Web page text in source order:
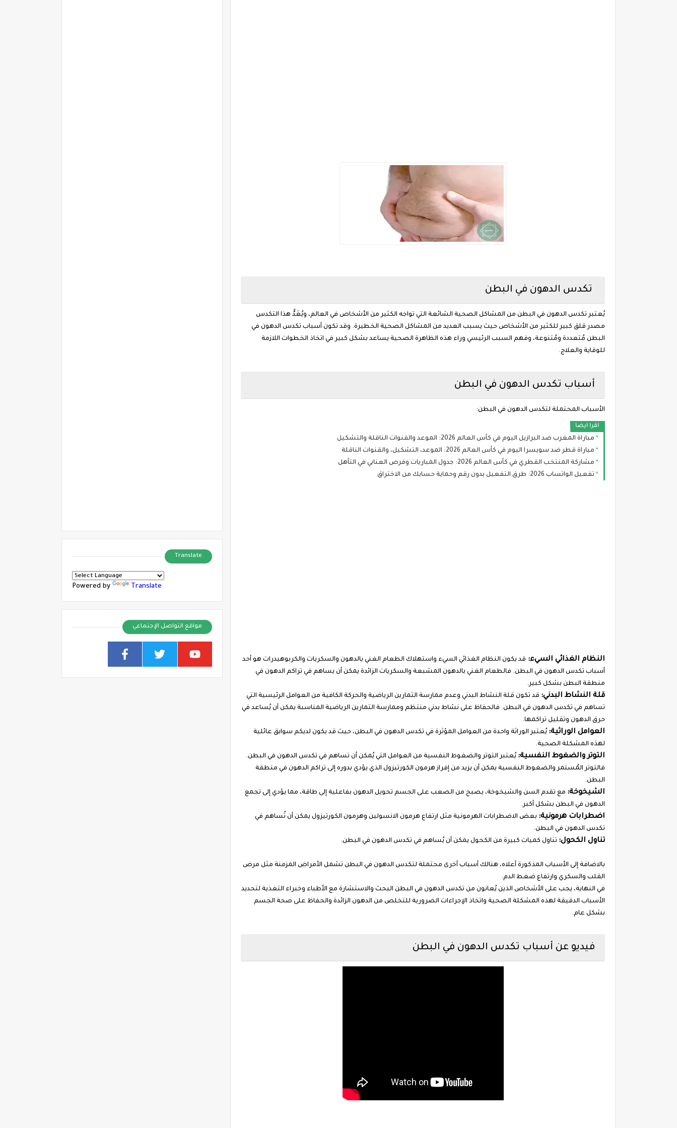
تكدس الدهون في البطن
يُعتبر تكدس الدهون في البطن من المشاكل الصحية الشائعة التي تواجه الكثير من الأشخاص في العالم، ويُعَدُّ هذا التكدس
مصدر قلق كبير للكثير من الأشخاص حيث يسبب العديد من المشاكل الصحية الخطيرة. وقد تكون أسباب تكدس الدهون في
البطن مُتعددة ومُتنوعة، وفهم السبب الرئيسي وراء هذه الظاهرة الصحية يساعد بشكل كبير في اتخاذ الخطوات اللازمة
للوقاية والعلاج.
أسباب تكدس الدهون في البطن
الأسباب المحتملة لتكدس الدهون في البطن:
اقرا ايضا
مباراة المغرب ضد البرازيل اليوم في كأس العالم 2026: الموعد والقنوات الناقلة والتشكيل
مباراة قطر ضد سويسرا اليوم في كأس العالم 2026: الموعد، التشكيل، والقنوات الناقلة
مشاركة المنتخب القطري في كأس العالم 2026: جدول المباريات وفرص العنابي في التأهل
تفعيل الواتساب 2026: طرق التفعيل بدون رقم وحماية حسابك من الاختراق
النظام الغذائي السيء: قد يكون النظام الغذائي السيء واستهلاك الطعام الغني بالدهون والسكريات والكربوهيدرات هو أحد
أسباب تكدس الدهون في البطن. فالطعام الغني بالدهون المشبعة والسكريات الزائدة يمكن أن يساهم في تراكم الدهون في
منطقة البطن بشكل كبير.
قلة النشاط البدني: قد تكون قلة النشاط البدني وعدم ممارسة التمارين الرياضية والحركة الكافية من العوامل الرئيسية التي
تساهم في تكدس الدهون في البطن. فالحفاظ على نشاط بدني منتظم وممارسة التمارين الرياضية المناسبة يمكن أن يُساعد في
حرق الدهون وتقليل تراكمها.
العوامل الوراثية: يُعتبر الوراثة واحدة من العوامل المؤثرة في تكدس الدهون في البطن، حيث قد يكون لديكم سوابق عائلية
لهذه المشكلة الصحية.
التوتر والضغوط النفسية: يُعتبر التوتر والضغوط النفسية من العوامل التي يُمكن أن تساهم في تكدس الدهون في البطن.
فالتوتر المُستمر والضغوط النفسية يمكن أن يزيد من إفراز هرمون الكورتيزول الذي يؤدي بدوره إلى تراكم الدهون في منطقة
البطن.
الشيخوخة: مع تقدم السن والشيخوخة، يصبح من الصعب على الجسم تحويل الدهون بفاعلية إلى طاقة، مما يؤدي إلى تجمع
الدهون في البطن بشكل أكبر.
اضطرابات هرمونية: بعض الاضطرابات الهرمونية مثل ارتفاع هرمون الانسولين وهرمون الكورتيزول يمكن أن تُساهم في
تكدس الدهون في البطن.
تناول الكحول: تناول كميات كبيرة من الكحول يمكن أن يُساهم في تكدس الدهون في البطن.
بالاضافة إلى الأسباب المذكورة أعلاه، هنالك أسباب أخرى محتملة لتكدس الدهون في البطن تشمل الأمراض المزمنة مثل مرض
القلب والسكري وارتفاع ضغط الدم.
في النهاية، يجب على الأشخاص الذين يُعانون من تكدس الدهون في البطن البحث والاستشارة مع الأطباء وخبراء التغذية لتحديد
الأسباب الدقيقة لهذه المشكلة الصحية واتخاذ الإجراءات الضرورية للتخلص من الدهون الزائدة والحفاظ على صحة الجسم
بشكل عام.
فيديو عن أسباب تكدس الدهون في البطن
Translate
Powered by Translate
مواقع التواصل الإجتماعي